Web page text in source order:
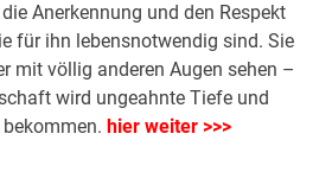
Anerkennung und den Respekt
für ihn lebensnotwendig sind. Sie
mit völlig anderen Augen sehen –
wird ungeahnte Tiefe und
hier weiter >>>